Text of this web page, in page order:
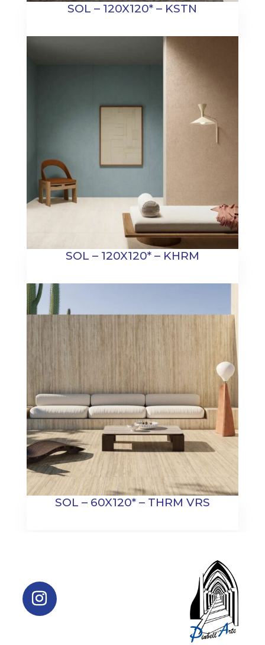
SOL – 120X120* – KSTN
SOL – 120X120* – KHRM
SOL – 60X120* – THRM VRS